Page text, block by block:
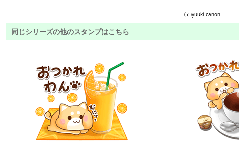
(ｃ)yuuki-canon
同じシリーズの他のスタンプはこちら